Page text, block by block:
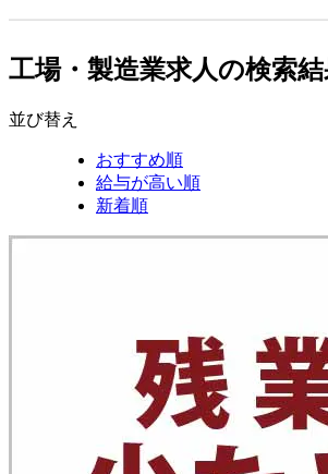
工場・製造業求人の検索
並び替え
おすすめ順
給与が高い順
新着順